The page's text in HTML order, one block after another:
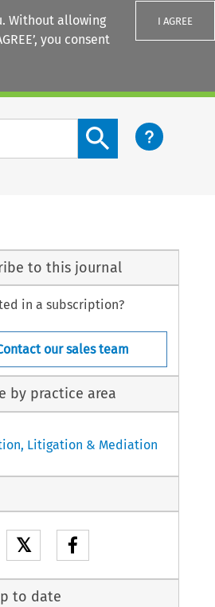
Without allowing
you consent
I AGREE
Search content button
to this journal
in a subscription?
our sales team
by practice area
Litigation & Mediation
𝕏
to date